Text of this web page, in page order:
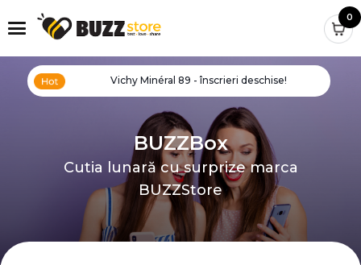
0
Vichy Minéral 89 - înscrieri deschise!
BUZZBox
Cutia lunară cu surprize marca
BUZZStore